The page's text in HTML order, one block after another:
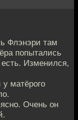
Флэнэри там
попытались
Изменился,
матёрого
Очень он